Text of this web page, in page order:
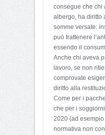
consegue che chi
albergo, ha diritto
somme versate:
può trattenere
essendo il
Anche chi aveva
lavoro, se non
comprovate
diritto alla
Come per i
che per i
2020 (ad
normativa non